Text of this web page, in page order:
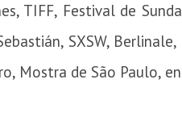
TIFF, Festival de
SXSW,
Mostra de São Paulo,